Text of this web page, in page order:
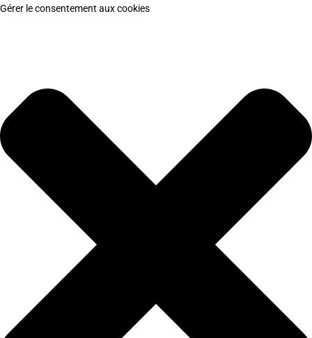
Gérer le consentement aux cookies